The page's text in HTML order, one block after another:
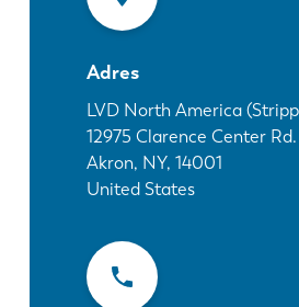
Adres
LVD North America
12975 Clarence Center Rd.
Akron, NY, 14001
United States
Odkryj LVD
Realizacje
Wydarzenia
Centrum zasobów
Branże i rozwiązania
Kontakt